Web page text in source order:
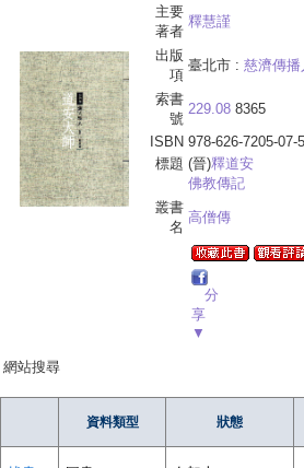
主要
著者
釋慧謹
出版
項
臺北市 : 慈濟傳
索書
號
229.08 8365
ISBN 978-626-7205-07-5
標題 (晉)釋道安
佛教傳記
叢書
名
高僧傳
分
享
▼
網站搜尋
資料類型 狀態